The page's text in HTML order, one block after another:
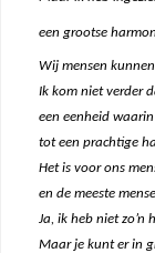
een grootse
Wij mensen
Ik kom niet verder
een eenheid
tot een prachtige
Het is voor ons
en de meeste
Ja, ik heb niet zo’n
Maar je kunt er in